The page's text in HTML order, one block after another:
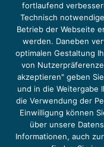
Das Projekt YOUNG ENERGY
Die EUKI ist ein Förderinstrument des
Naturschutz und nukleare Sicherheit
grenzüberschreitenden Dialogs sowie
um gemeinsam die Umsetzung des
fortlaufend
Technisch
Betrieb der Webseite
werden. Daneben
optimalen Gestaltung
von
akzeptieren" geben
und in die Weitergabe
die Verwendung der
Einwilligung können
über unsere
Informationen, auch